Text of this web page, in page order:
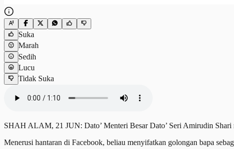
Suka
Marah
Sedih
Lucu
Tidak Suka
SHAH ALAM, 21 JUN: Dato’ Menteri Besar Dato’ Seri Amirudin Shari
Menerusi hantaran di Facebook, beliau menyifatkan golongan bapa